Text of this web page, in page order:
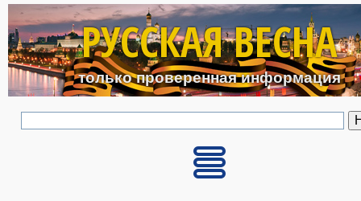
Перейти к основному
РУССКАЯ ВЕСНА
только проверенная информация